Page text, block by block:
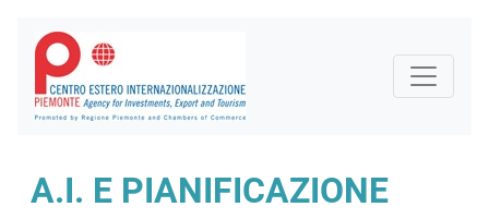
A.I. E PIANIFICAZIONE